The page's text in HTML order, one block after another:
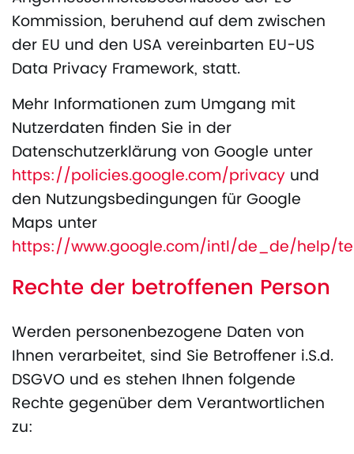
Kommission, beruhend auf dem zwischen
der EU und den USA vereinbarten EU-US
Data Privacy Framework, statt.
Mehr Informationen zum Umgang mit
Nutzerdaten finden Sie in der
Datenschutzerklärung von Google unter
https://policies.google.com/privacy und
den Nutzungsbedingungen für Google
Maps unter
https://www.google.com/intl/de_de/help/
Rechte der betroffenen Person
Werden personenbezogene Daten von
Ihnen verarbeitet, sind Sie Betroffener i.S.d.
DSGVO und es stehen Ihnen folgende
Rechte gegenüber dem Verantwortlichen
zu: